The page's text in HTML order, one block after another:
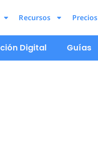
Recursos Precios
Digital Guías